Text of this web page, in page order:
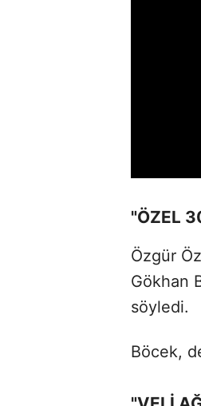
"ÖZEL
Özgür
Gökhan
söyledi.
Böcek,